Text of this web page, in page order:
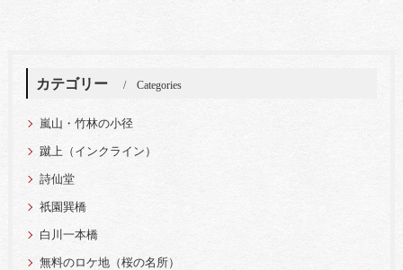
カテゴリー Categories
嵐山・竹林の小径
蹴上（インクライン）
詩仙堂
祇園巽橋
白川一本橋
無料のロケ地（桜の名所）